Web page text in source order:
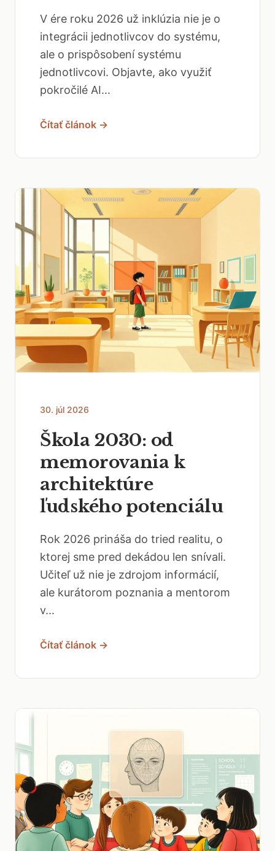
V ére roku 2026 už inklúzia nie je o
integrácii jednotlivcov do systému,
ale o prispôsobení systému
jednotlivcovi. Objavte, ako využiť
pokročilé AI...
Čítať článok →
30. júl 2026
Škola 2030: od
memorovania k
architektúre
ľudského potenciálu
Rok 2026 prináša do tried realitu, o
ktorej sme pred dekádou len snívali.
Učiteľ už nie je zdrojom informácií,
ale kurátorom poznania a mentorom
v...
Čítať článok →